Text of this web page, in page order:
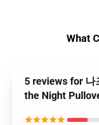
What
5 reviews for
the Night
★★★★★